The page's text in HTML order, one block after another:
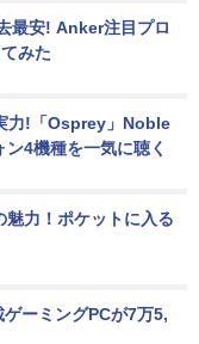
最安! Anker注目プロ
みた
力!「Osprey」Noble
4機種を一気に聴く
魅力！ポケットに入る
ーミングPCが7万5,